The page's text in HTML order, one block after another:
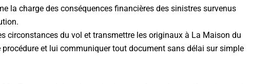
la charge des conséquences financières des sinistres survenus
circonstances du vol et transmettre les originaux à La Maison du
et lui communiquer tout document sans délai sur simple